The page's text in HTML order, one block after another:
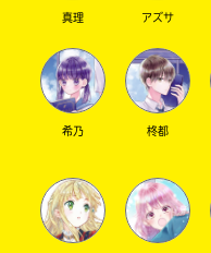
SNS
真理 アズサ
希乃 柊都